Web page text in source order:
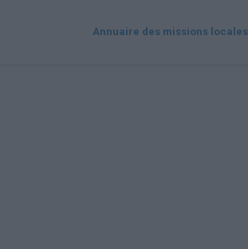
Annuaire des missions locales